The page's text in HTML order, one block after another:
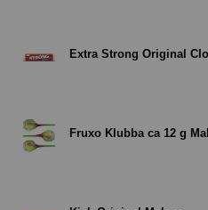
Extra Strong Original
Fruxo Klubba ca 12 g